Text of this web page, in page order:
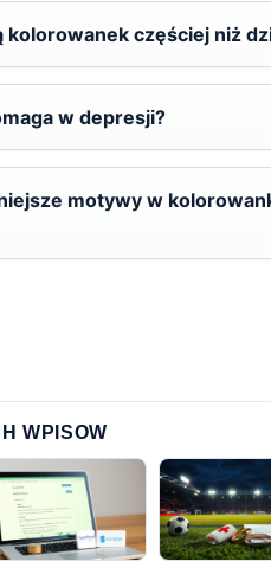
kolorowanek częściej niż
w depresji?
motywy w
WPISOW